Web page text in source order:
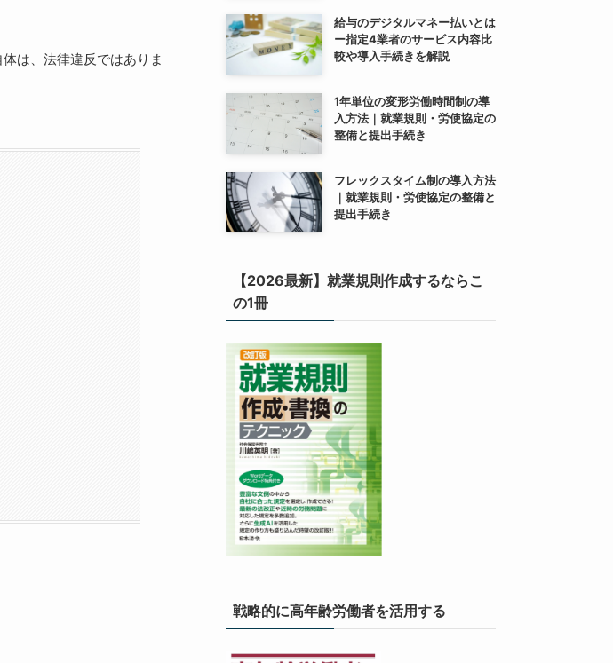
は、法律違反ではありま
給与のデジタルマネー払いとは
ー指定4業者のサービス内容比
較や導入手続きを解説
1年単位の変形労働時間制の導
入方法｜就業規則・労使協定の
整備と提出手続き
フレックスタイム制の導入方法
｜就業規則・労使協定の整備と
提出手続き
【2026最新】就業規則作成するならこ
の1冊
戦略的に高年齢労働者を活用する